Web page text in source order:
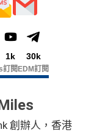
1k
訂閱
30k
EDM訂閱
創辦人，香港